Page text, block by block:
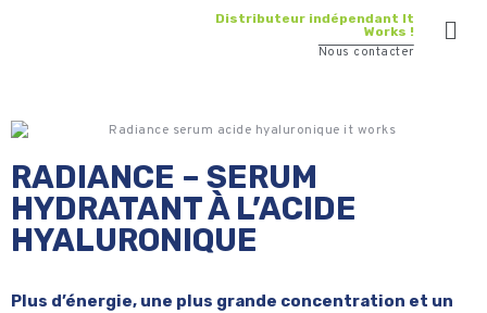
Distributeur indépendant It
Works !
Nous contacter
RADIANCE – SERUM
HYDRATANT À L’ACIDE
HYALURONIQUE
Plus d’énergie, une plus grande concentration et un